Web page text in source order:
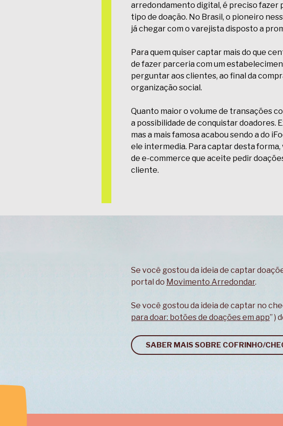
arredondamento digital, é preciso fazer
tipo de doação. No Brasil, o pioneiro
já chegar com o varejista disposto a
Para quem quiser captar mais do que
de fazer parceria com um
perguntar aos clientes, ao final da
organização social.
Quanto maior o volume de transações
a possibilidade de conquistar doadores.
mas a mais famosa acabou sendo a do
ele intermedia. Para captar desta
de e-commerce que aceite pedir
cliente.
Se você gostou da ideia de captar
portal do Movimento Arredondar.
Se você gostou da ideia de captar no
para doar: botões de doações em app” )
SABER MAIS SOBRE COFRINHO/